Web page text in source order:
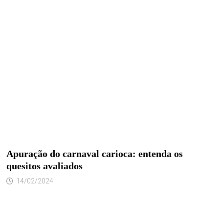
Apuração do carnaval carioca: entenda os
quesitos avaliados
14/02/2024